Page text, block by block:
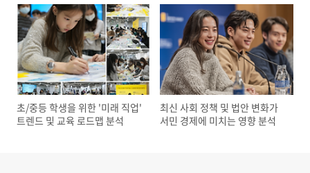
로, 청년동행)
독)
초/중등 학생을 위한 '미래 직업'
트렌드 및 교육 로드맵 분석
최신 사회 정책 및 법안 변화가
서민 경제에 미치는 영향 분석